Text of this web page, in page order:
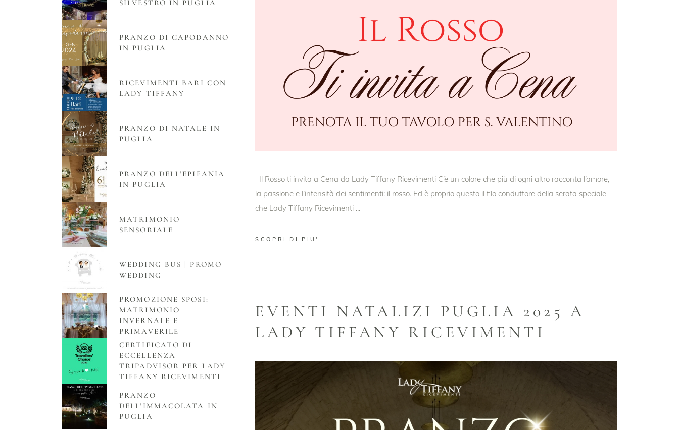
Il Rosso ti invita a Cena da Lady Tiffany Ricevimenti C’è un colore che più di ogni altro racconta l’amore,
la passione e l’intensità dei sentimenti: il rosso. Ed è proprio questo il filo conduttore della serata speciale
che Lady Tiffany Ricevimenti
SCOPRI DI PIU'
EVENTI NATALIZI PUGLIA 2025 A
LADY TIFFANY RICEVIMENTI
SILVESTRO IN PUGLIA
PRANZO DI CAPODANNO
IN PUGLIA
RICEVIMENTI BARI CON
LADY TIFFANY
PRANZO DI NATALE IN
PUGLIA
PRANZO DELL’EPIFANIA
IN PUGLIA
MATRIMONIO
SENSORIALE
WEDDING BUS | PROMO
WEDDING
PROMOZIONE SPOSI:
MATRIMONIO
INVERNALE E
PRIMAVERILE
CERTIFICATO DI
ECCELLENZA
TRIPADVISOR PER LADY
TIFFANY RICEVIMENTI
PRANZO
DELL’IMMACOLATA IN
PUGLIA